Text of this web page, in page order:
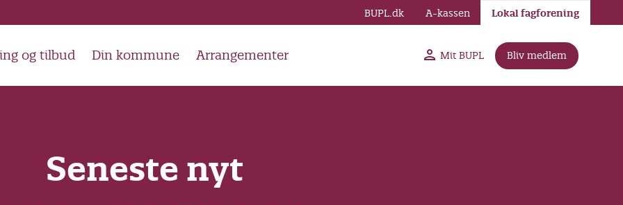
og tilbud Din kommune Arrangementer Mit BUPL Bliv medlem
BUPL.dk A-kassen Lokal fagforening
Seneste nyt